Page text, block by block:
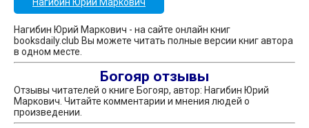
Нагибин Юрий Маркович - на сайте онлайн книг
booksdaily.club Вы можете читать полные версии книг автора
в одном месте.
Богояр отзывы
Отзывы читателей о книге Богояр, автор: Нагибин Юрий
Маркович. Читайте комментарии и мнения людей о
произведении.